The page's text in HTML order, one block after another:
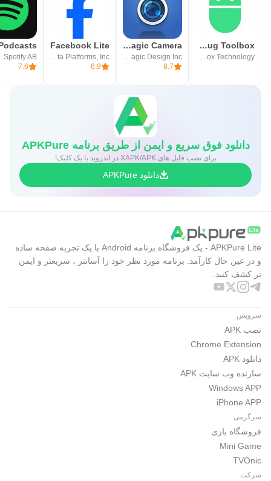
ADB Shell - Debug Toolbox
ColorBox Technology
Blackmagic Camera
Blackmagic Design Inc.
8.7
Facebook Lite
Meta Platforms, Inc.
6.9
Spotify AB
7.6
دانلود فوق سریع و ایمن از طریق برنامه APKPure
برای نصب فایل های XAPK/APK در اندروید با یک کلیک!
دانلود APKPure
APKPure Lite - یک فروشگاه برنامه Android با یک تجربه صفحه ساده
و در عین حال کارآمد. برنامه مورد نظر خود را آسانتر ، سریعتر و ایمن
تر کشف کنید.
سرویس
نصب APK
Chrome Extension
دانلود APK
سازنده وب سایت APK
Windows APP
iPhone APP
سرگرمی
فروشگاه بازی
Mini Game
TVOnic
شرکت